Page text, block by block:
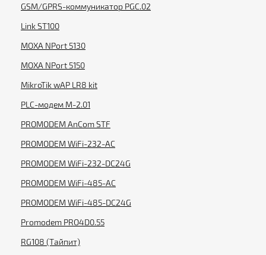
GSM/GPRS-коммуникатор PGC.02
Link ST100
MOXA NPort 5130
MOXA NPort 5150
MikroTik wAP LR8 kit
PLC-модем M-2.01
PROMODEM AnCom STF
PROMODEM WiFi-232-AC
PROMODEM WiFi-232-DC24G
PROMODEM WiFi-485-AC
PROMODEM WiFi-485-DC24G
Promodem PRO4D0.55
RG108 (Тайпит)